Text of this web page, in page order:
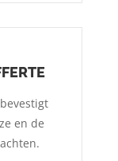
en de